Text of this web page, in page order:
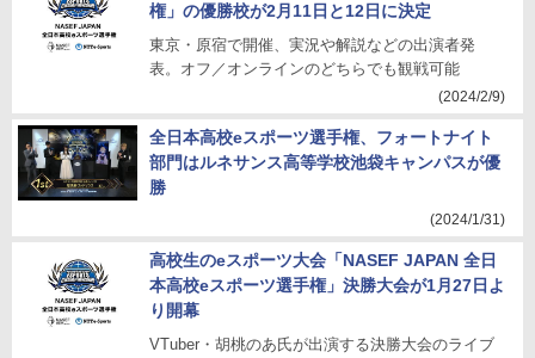
権」の優勝校が2月11日と12日に決定
東京・原宿で開催、実況や解説などの出演者発
表。オフ／オンラインのどちらでも観戦可能
(2024/2/9)
全日本高校eスポーツ選手権、フォートナイト
部門はルネサンス高等学校池袋キャンパスが優
勝
(2024/1/31)
高校生のeスポーツ大会「NASEF JAPAN 全日
本高校eスポーツ選手権」決勝大会が1月27日よ
り開幕
VTuber・胡桃のあ氏が出演する決勝大会のライブ